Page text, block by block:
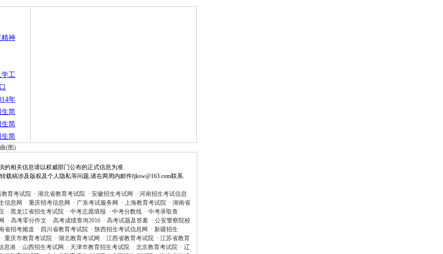
神
学工
年
生简
生简
生简
(图)
相关信息请以权威部门公布的正式信息为准.
稿涉及版权及个人隐私等问题,请在两周内邮件fjksw@163.com联系.
育考试院· 湖北省教育考试院· 安徽招生考试网 · 河南招生考试信息
信息网
· 重庆招考信息网 · 广东考试服务网 · 上海教育考试院· 湖南省
· 黑龙江省招生考试院· 中考志愿填报 · 中考分数线· 中考录取查
· 高考零分作文 · 高考成绩查询2016· 高考试题及答案 · 公安警察院校
省招考频道 · 四川省教育考试院· 陕西招生考试信息网 · 新疆招生
重庆市教育考试院· 湖北教育考试网 · 江西省教育考试院· 江苏省教育
息港· 山西招生考试网 · 天津市教育招生考试院· 北京教育考试院· 辽